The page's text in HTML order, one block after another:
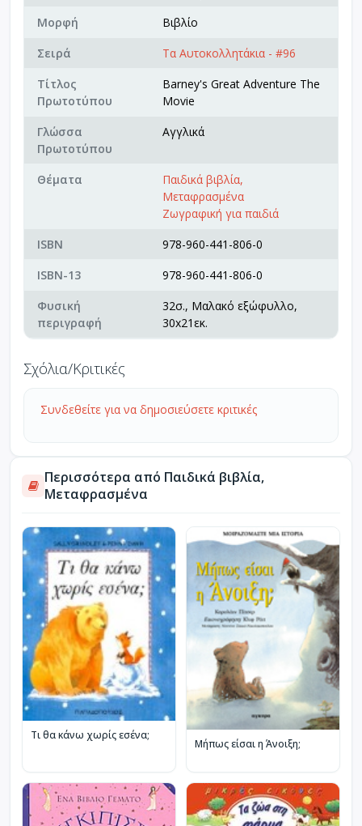
Μορφή
Βιβλίο
Σειρά
Τα Αυτοκολλητάκια - #96
Τίτλος
Πρωτοτύπου
Barney's Great Adventure The
Movie
Γλώσσα
Πρωτοτύπου
Αγγλικά
Θέματα
Παιδικά βιβλία,
Μεταφρασμένα
Ζωγραφική για παιδιά
ISBN
978-960-441-806-0
ISBN-13
978-960-441-806-0
Φυσική
περιγραφή
32σ., Μαλακό εξώφυλλο,
30x21εκ.
Σχόλια/Κριτικές
Συνδεθείτε για να δημοσιεύσετε κριτικές
Περισσότερα από Παιδικά βιβλία,
Μεταφρασμένα
Τι θα κάνω χωρίς εσένα;
Μήπως είσαι η Άνοιξη;